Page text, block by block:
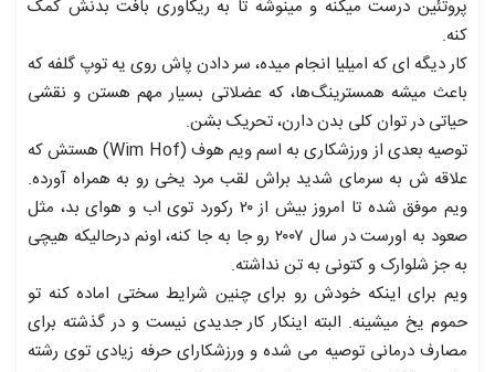
پروتئین درست میکنه و مینوشه تا به ریکاوری بافت بدنش کمک
کنه.
کار دیگه ای که امیلیا انجام میده، سر دادن پاش روی یه توپ گلفه که
باعث میشه همسترینگ‌ها، که عضلاتی بسیار مهم هستن و نقشی
حیاتی در توان کلی بدن دارن، تحریک بشن.
توصیه بعدی از ورزشکاری به اسم ویم هوف (Wim Hof) هستش که
علاقه ش به سرمای شدید براش لقب مرد یخی رو به همراه آورده.
ویم موفق شده تا امروز بیش از ۲۰ رکورد توی اب و هوای بد، مثل
صعود به اورست در سال ۲۰۰۷ رو جا به جا کنه، اونم درحالیکه هیچی
به جز شلوارک و کتونی به تن نداشته.
ویم برای اینکه خودش رو برای چنین شرایط سختی اماده کنه تو
حموم یخ میشینه. البته اینکار کار جدیدی نیست و در گذشته برای
مصارف درمانی توصیه می شده و ورزشکارای حرفه زیادی توی رشته